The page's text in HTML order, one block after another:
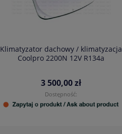
Klimatyzator dachowy / klimatyzacja
Coolpro 2200N 12V R134a
3 500,00 zł
Dostępność: